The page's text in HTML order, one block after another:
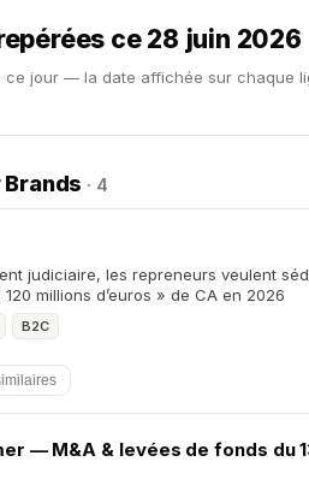
ce 28 juin 2026
ce jour — la date affichée sur chaque
Brands · 4
judiciaire, les repreneurs veulent
millions d’euros » de CA en 2026
B2C
— M&A & levées de fonds du